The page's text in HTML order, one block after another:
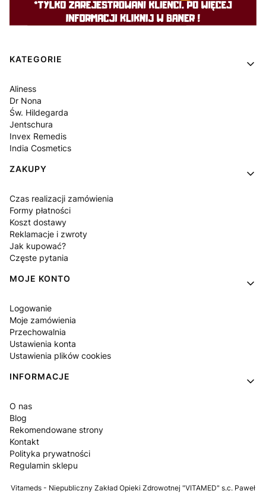
Linki w stopce
KATEGORIE
Aliness
Dr Nona
Św. Hildegarda
Jentschura
Invex Remedis
India Cosmetics
ZAKUPY
Czas realizacji zamówienia
Formy płatności
Koszt dostawy
Reklamacje i zwroty
Jak kupować?
Częste pytania
MOJE KONTO
Logowanie
Moje zamówienia
Przechowalnia
Ustawienia konta
Ustawienia plików cookies
INFORMACJE
O nas
Blog
Rekomendowane strony
Kontakt
Polityka prywatności
Regulamin sklepu
Vitameds - Niepubliczny Zakład Opieki Zdrowotnej "VITAMED" s.c. Paweł